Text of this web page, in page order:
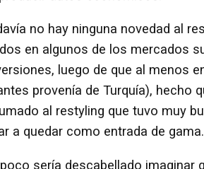
no hay ninguna novedad al
en algunos de los mercados
luego de que al menos
provenía de Turquía), hecho
al restyling que tuvo muy
a quedar como entrada de gama.
sería descabellado imaginar